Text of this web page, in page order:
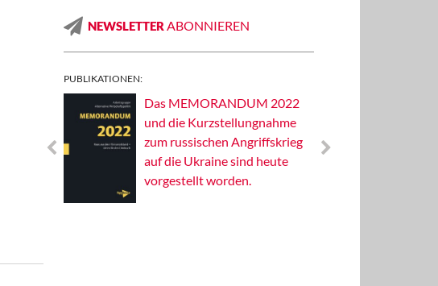
NEWSLETTER ABONNIEREN
PUBLIKATIONEN:
Das MEMORANDUM 2022
und die Kurzstellungnahme
zum russischen Angriffskrieg
auf die Ukraine sind heute
vorgestellt worden.